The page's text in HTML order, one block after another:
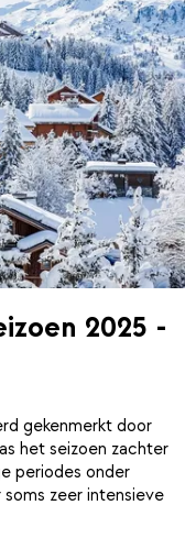
2025 -
gekenmerkt door
het seizoen zachter
periodes onder
zeer intensieve